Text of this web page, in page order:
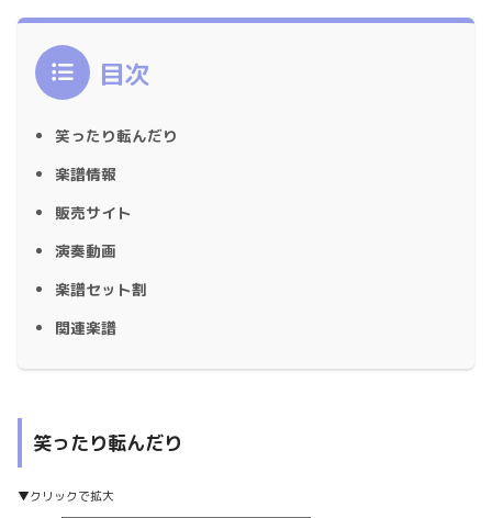
目次
笑ったり転んだり
楽譜情報
販売サイト
演奏動画
楽譜セット割
関連楽譜
笑ったり転んだり
▼クリックで拡大